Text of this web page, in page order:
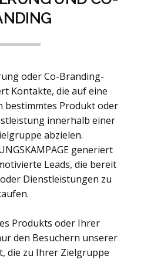
oder Co-Branding-
Kontakte, die auf eine
bestimmtes Produkt oder
innerhalb einer
abzielen.
generiert
Leads, die bereit
Dienstleistungen zu
Produkts oder Ihrer
den Besuchern unserer
die zu Ihrer Zielgruppe